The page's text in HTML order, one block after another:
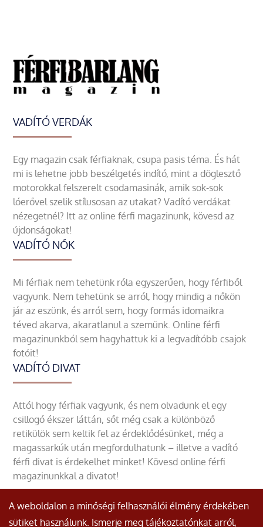
VADÍTÓ VERDÁK
Egy magazin csak férfiaknak, csupa pasis téma. És hát
mi is lehetne jobb beszélgetés indító, mint a döglesztő
motorokkal felszerelt csodamasinák, amik sok-sok
lóerővel szelik stílusosan az utakat? Vadító verdákat
nézegetnél? Itt az online férfi magazinunk, kövesd az
újdonságokat!
VADÍTÓ NŐK
Mi férfiak nem tehetünk róla egyszerűen, hogy férfiből
vagyunk. Nem tehetünk se arról, hogy mindig a nőkön
jár az eszünk, és arról sem, hogy formás idomaikra
téved akarva, akaratlanul a szemünk. Online férfi
magazinunkból sem hagyhattuk ki a legvadítóbb csajok
fotóit!
VADÍTÓ DIVAT
Attól hogy férfiak vagyunk, és nem olvadunk el egy
csillogó ékszer láttán, sőt még csak a különböző
retikülök sem keltik fel az érdeklődésünket, még a
magassarkúk után megfordulhatunk – illetve a vadító
férfi divat is érdekelhet minket! Kövesd online férfi
magazinunkkal a divatot!
A weboldalon a minőségi felhasználói élmény érdekében
sütiket használunk. Ismerje meg tájékoztatónkat arról,